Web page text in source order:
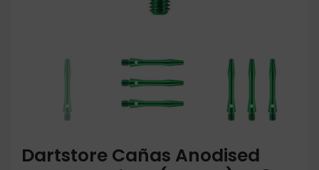
Dartstore Cañas Anodised